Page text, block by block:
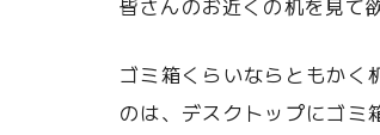
ゴミ箱くらいならともか
のは、デスクトップにゴミ